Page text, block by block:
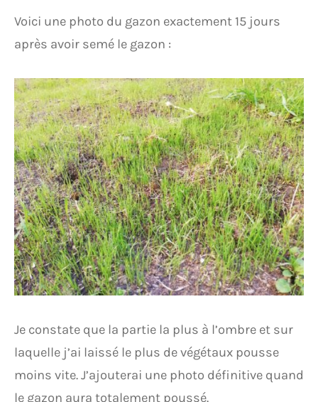
Voici une photo du gazon exactement 15 jours
après avoir semé le gazon :
Je constate que la partie la plus à l’ombre et sur
laquelle j’ai laissé le plus de végétaux pousse
moins vite. J’ajouterai une photo définitive quand
le gazon aura totalement poussé.